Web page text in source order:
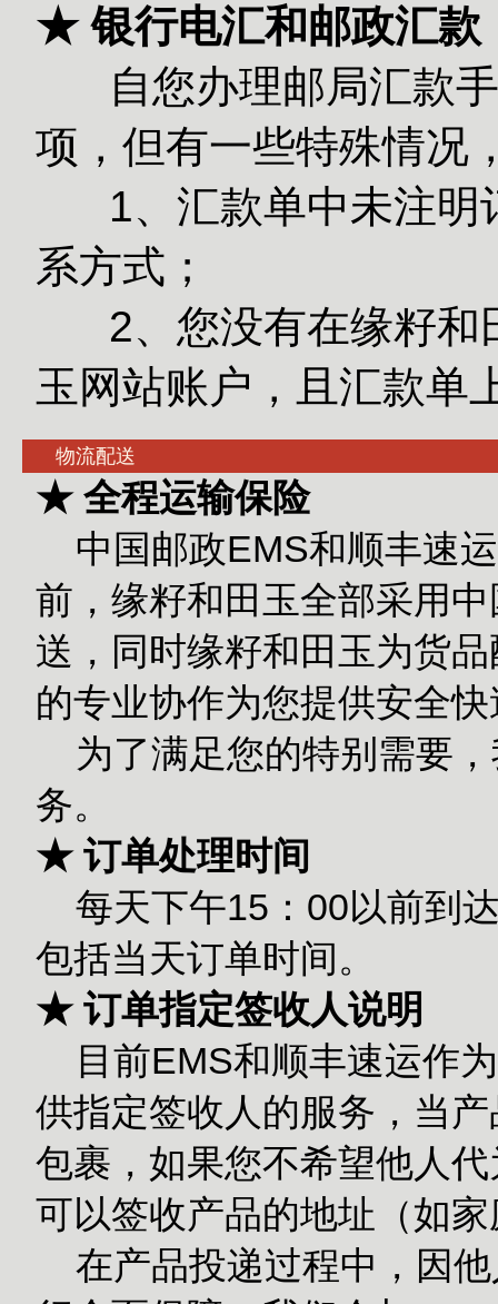
★ 银行电汇和邮政汇款
自您办理邮局汇款手
项，但有一些特殊情况
1、汇款单中未注明
系方式；
2、您没有在缘籽和
玉网站账户，且汇款单
物流配送
★ 全程运输保险
中国邮政EMS和顺丰速
前，缘籽和田玉全部采用
送，同时缘籽和田玉为货
的专业协作为您提供安全
为了满足您的特别需要
务。
★ 订单处理时间
每天下午15：00以前到
包括当天订单时间。
★ 订单指定签收人说明
目前EMS和顺丰速运作
供指定签收人的服务，当
包裹，如果您不希望他人
可以签收产品的地址（如
在产品投递过程中，因他